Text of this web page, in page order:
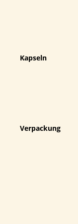
Kapseln
Verpackung